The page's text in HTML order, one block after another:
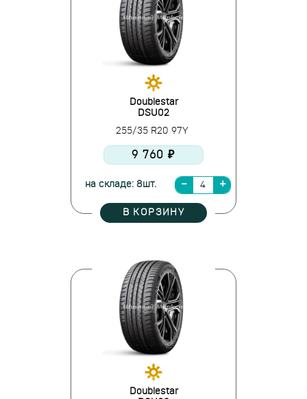
Doublestar
DSU02
255/35 R20 97Y
9 760 ₽
на складе: 8шт.
В КОРЗИНУ
Doublestar